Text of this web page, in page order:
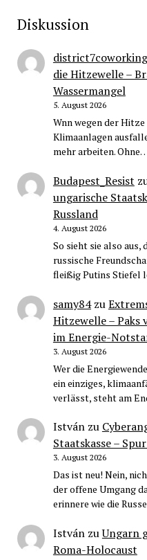
Diskussion
district7coworking
die Hitzewelle –
Wassermangel
5. August 2026
Wnn wegen der
Klimaanlagen
mehr arbeiten.
Budapest_Resist
ungarische
Russland
4. August 2026
So sieht sie also
russische
fleißig Putins Stiefel
samy84zu
Hitzewelle – Paks
im Energie-
3. August 2026
Wer die
ein einziges,
verlässt, steht am
Istvánzu
Staatskasse –
3. August 2026
Das ist neu! Nein,
der offene Umgang
erinnere wie die
IstvánzuUngarn
Roma-Holocaust